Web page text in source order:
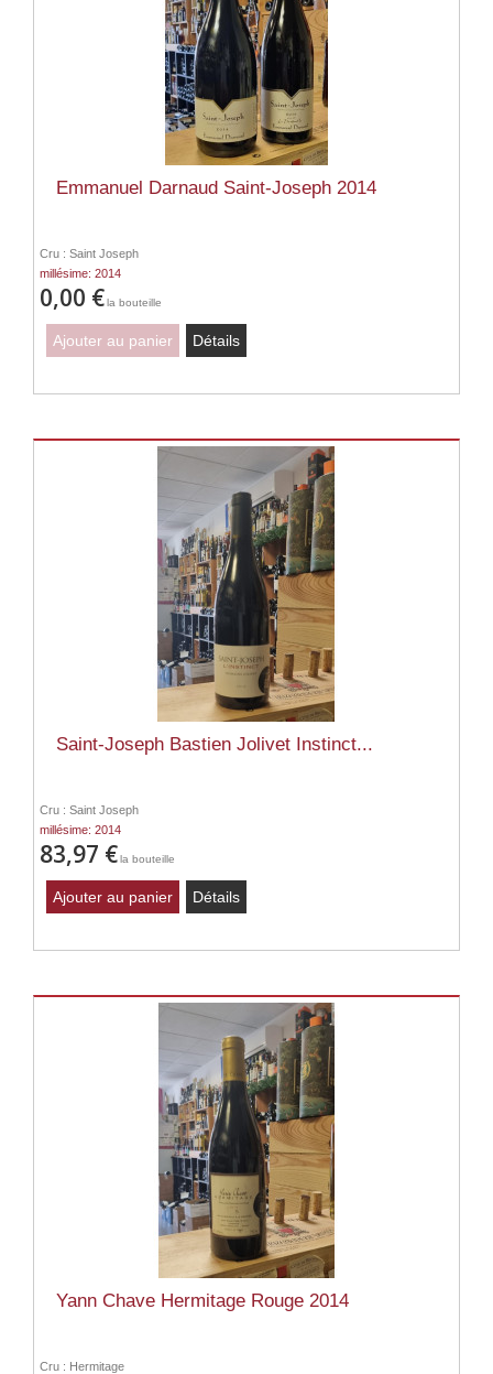
Emmanuel Darnaud Saint-Joseph 2014
Cru : Saint Joseph
millésime: 2014
0,00 €la bouteille
Ajouter au panier Détails
Saint-Joseph Bastien Jolivet Instinct...
Cru : Saint Joseph
millésime: 2014
83,97 €la bouteille
Ajouter au panier Détails
Yann Chave Hermitage Rouge 2014
Cru : Hermitage